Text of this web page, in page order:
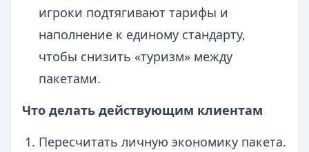
игроки подтягивают тарифы и
наполнение к единому стандарту,
чтобы снизить «туризм» между
пакетами.
Что делать действующим клиентам
Пересчитать личную экономику пакета.